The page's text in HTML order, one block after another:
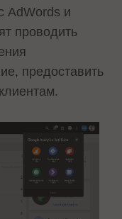
AdWords и
проводить
предоставить